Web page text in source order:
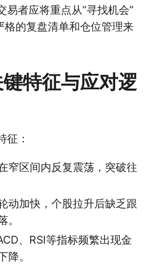
易者应将重点从“寻找机会”
格的复盘清单和仓位管理来
特征与应对逻
征：
窄区间内反复震荡，突破往
动加快，个股拉升后缺乏跟
。
、RSI等指标频繁出现金
降。